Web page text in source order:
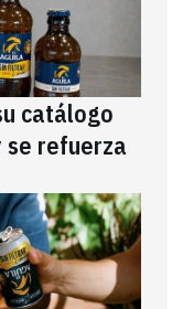
catálogo
se refuerza